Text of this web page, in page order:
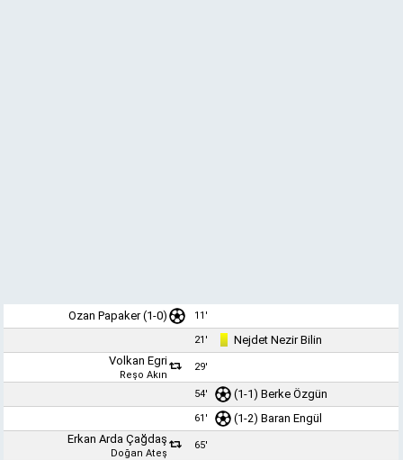
Ozan Papaker(1-0) 11'
21'
Nejdet Nezir Bilin
Volkan Egri
Reşo Akın
29'
54' (1-1)Berke Özgün
61' (1-2)Baran Engül
Erkan Arda Çağdaş
Doğan Ateş
65'